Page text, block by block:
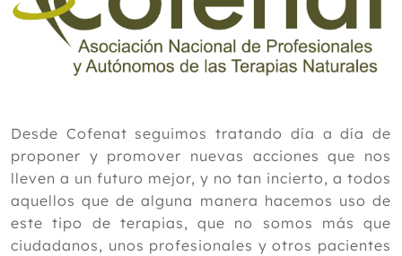
Desde Cofenat seguimos tratando día a día de
proponer y promover nuevas acciones que nos
lleven a un futuro mejor, y no tan incierto, a todos
aquellos que de alguna manera hacemos uso de
este tipo de terapias, que no somos más que
ciudadanos, unos profesionales y otros pacientes